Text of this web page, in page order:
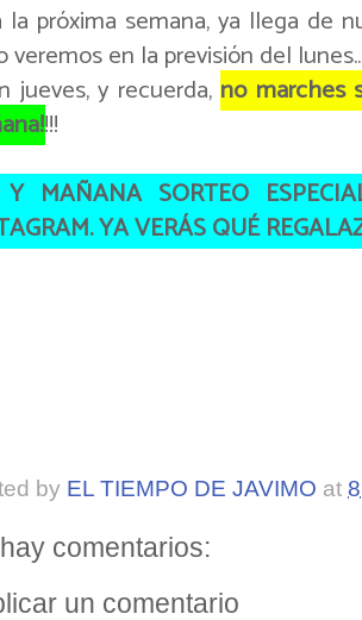
la próxima semana, ya llega de
veremos en la previsión del
jueves, y recuerda, no marches
!!!
MAÑANA SORTEO
YA VERÁS QUÉ
by EL TIEMPO DE JAVIMO at
comentarios:
un comentario